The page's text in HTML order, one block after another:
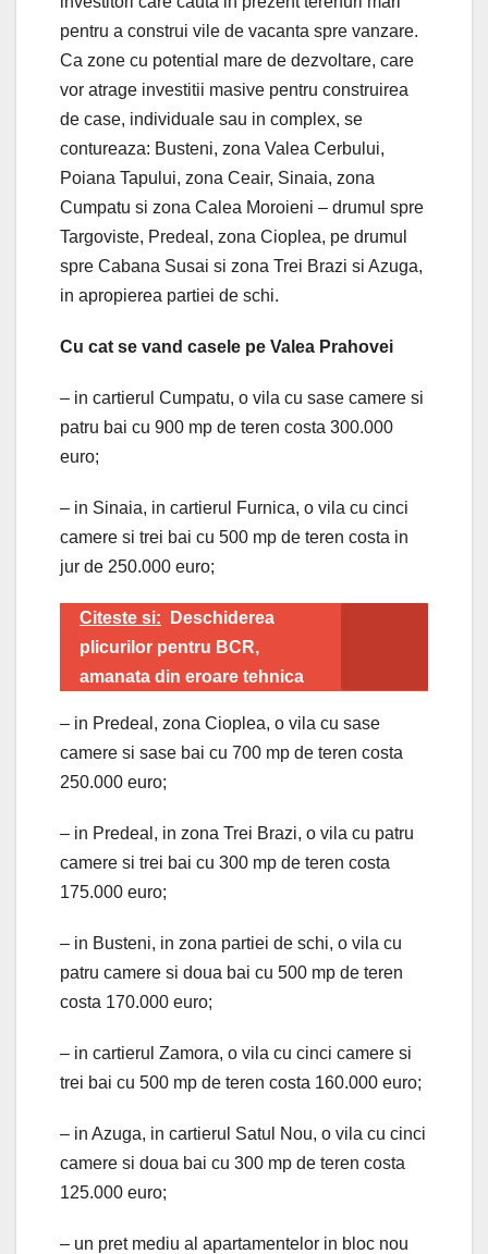
pentru a construi vile de vacanta spre vanzare.
Ca zone cu potential mare de dezvoltare, care
vor atrage investitii masive pentru construirea
de case, individuale sau in complex, se
contureaza: Busteni, zona Valea Cerbului,
Poiana Tapului, zona Ceair, Sinaia, zona
Cumpatu si zona Calea Moroieni – drumul spre
Targoviste, Predeal, zona Cioplea, pe drumul
spre Cabana Susai si zona Trei Brazi si Azuga,
in apropierea partiei de schi.
Cu cat se vand casele pe Valea Prahovei
– in cartierul Cumpatu, o vila cu sase camere si
patru bai cu 900 mp de teren costa 300.000
euro;
– in Sinaia, in cartierul Furnica, o vila cu cinci
camere si trei bai cu 500 mp de teren costa in
jur de 250.000 euro;
Citeste si:
Deschiderea
plicurilor pentru BCR,
amanata din eroare tehnica
– in Predeal, zona Cioplea, o vila cu sase
camere si sase bai cu 700 mp de teren costa
250.000 euro;
– in Predeal, in zona Trei Brazi, o vila cu patru
camere si trei bai cu 300 mp de teren costa
175.000 euro;
– in Busteni, in zona partiei de schi, o vila cu
patru camere si doua bai cu 500 mp de teren
costa 170.000 euro;
– in cartierul Zamora, o vila cu cinci camere si
trei bai cu 500 mp de teren costa 160.000 euro;
– in Azuga, in cartierul Satul Nou, o vila cu cinci
camere si doua bai cu 300 mp de teren costa
125.000 euro;
– un pret mediu al apartamentelor in bloc nou